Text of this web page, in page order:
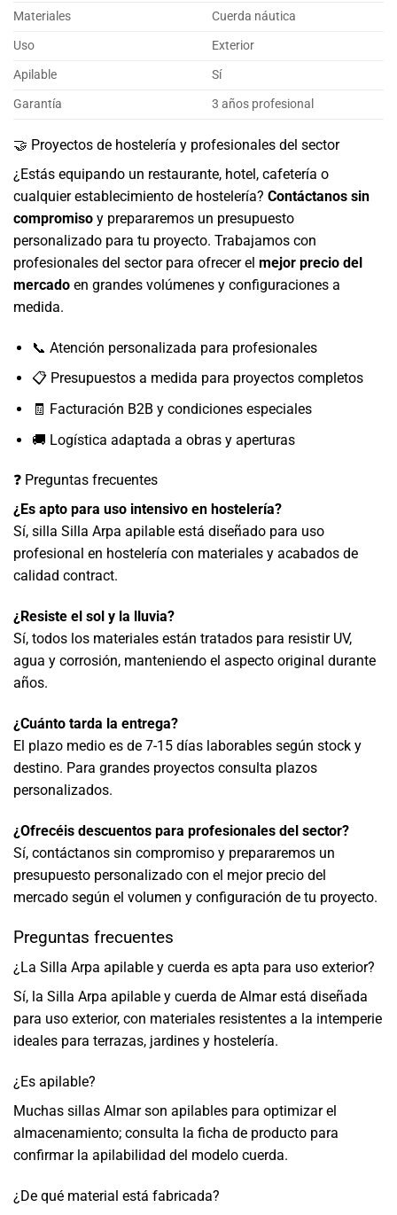
Materiales
Cuerda náutica
Uso
Exterior
Apilable
Sí
Garantía
3 años profesional
🤝 Proyectos de hostelería y profesionales del sector
¿Estás equipando un restaurante, hotel, cafetería o
cualquier establecimiento de hostelería? Contáctanos sin
compromiso y prepararemos un presupuesto
personalizado para tu proyecto. Trabajamos con
profesionales del sector para ofrecer el mejor precio del
mercado en grandes volúmenes y configuraciones a
medida.
📞 Atención personalizada para profesionales
📋 Presupuestos a medida para proyectos completos
🧾 Facturación B2B y condiciones especiales
🚚 Logística adaptada a obras y aperturas
❓ Preguntas frecuentes
¿Es apto para uso intensivo en hostelería?
Sí, silla Silla Arpa apilable está diseñado para uso
profesional en hostelería con materiales y acabados de
calidad contract.
¿Resiste el sol y la lluvia?
Sí, todos los materiales están tratados para resistir UV,
agua y corrosión, manteniendo el aspecto original durante
años.
¿Cuánto tarda la entrega?
El plazo medio es de 7-15 días laborables según stock y
destino. Para grandes proyectos consulta plazos
personalizados.
¿Ofrecéis descuentos para profesionales del sector?
Sí, contáctanos sin compromiso y prepararemos un
presupuesto personalizado con el mejor precio del
mercado según el volumen y configuración de tu proyecto.
Preguntas frecuentes
¿La Silla Arpa apilable y cuerda es apta para uso exterior?
Sí, la Silla Arpa apilable y cuerda de Almar está diseñada
para uso exterior, con materiales resistentes a la intemperie
ideales para terrazas, jardines y hostelería.
¿Es apilable?
Muchas sillas Almar son apilables para optimizar el
almacenamiento; consulta la ficha de producto para
confirmar la apilabilidad del modelo cuerda.
¿De qué material está fabricada?